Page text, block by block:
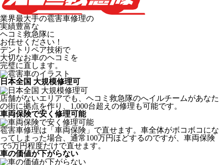
業界最大手の雹害車修理の
実績豊富な
ヘコミ救急隊に
お任せください！
デントリペア技術で
大切なお車のヘコミを
完璧に直します。
日本全国 大規模修理可
店舗がないエリアでも、ヘコミ救急隊のへイルチームがあなた
の街に拠点を作り、1,000台超えの修理も可能です。
車両保険で安く修理可能
雹害車修理は「車両保険」で直せます。車全体がボコボコにな
ってしまった場合、通常100万円ほどするのですが、車両保険
で5万円程度だけで直せます。
車の価値が下がらない